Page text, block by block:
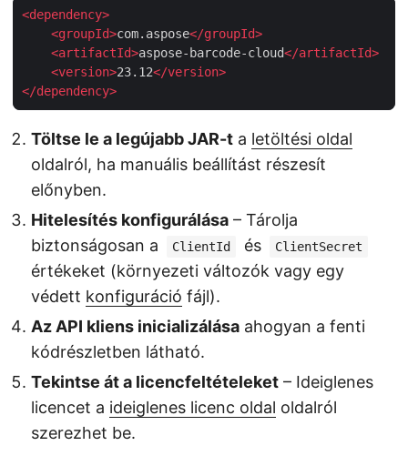
<dependency>
<groupId>com.aspose</groupId>
<artifactId>aspose-barcode-cloud</artifactId>
<version>23.12</version>
</dependency>
Töltse le a legújabb JAR-t a letöltési oldal
oldalról, ha manuális beállítást részesít
előnyben.
Hitelesítés konfigurálása – Tárolja
biztonságosan a
ClientId és ClientSecret
értékeket (környezeti változók vagy egy
védett konfiguráció fájl).
Az API kliens inicializálása ahogyan a fenti
kódrészletben látható.
Tekintse át a licencfeltételeket – Ideiglenes
licencet a ideiglenes licenc oldal oldalról
szerezhet be.